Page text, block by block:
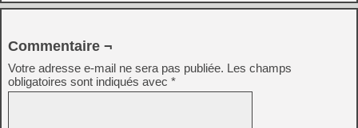
Commentaire ¬
Votre adresse e-mail ne sera pas publiée. Les champs
obligatoires sont indiqués avec *